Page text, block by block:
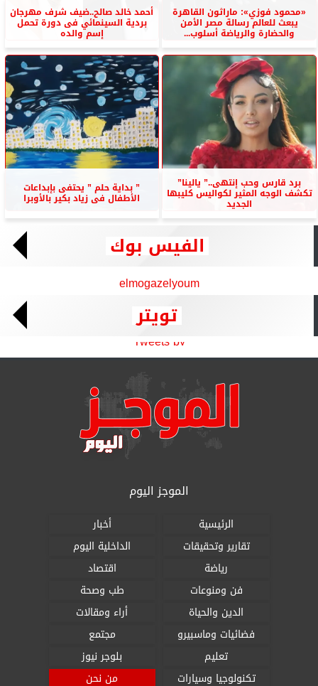
«محمود فوزي»: ماراثون القاهرة
يبعث للعالم رسالة مصر الأمن
والحضارة والرياضة أسلوب...
أحمد خالد صالح..ضيف شرف مهرجان
بردية السينمائي فى دورة تحمل
إسم والده
برد قارس وحب إنتهى..” يالينا”
تكشف الوجه المثير لكواليس كليبها
الجديد
” بداية حلم ” يحتفى بإبداعات
الأطفال فى زياد بكير بالأوبرا
الفيس بوك
elmogazelyoum
تويتر
Tweets by
الموجز اليوم
الرئيسية
أخبار
تقارير وتحقيقات
الداخلية اليوم
رياضة
اقتصاد
فن ومنوعات
طب وصحة
الدين والحياة
أراء ومقالات
فضائيات وماسبيرو
مجتمع
تعليم
بلوجر نيوز
تكنولوجيا وسيارات
من نحن